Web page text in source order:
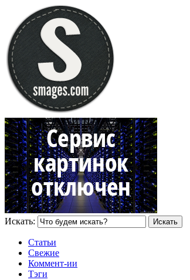
Искать:
Статьи
Свежие
Коммент-ии
Тэги